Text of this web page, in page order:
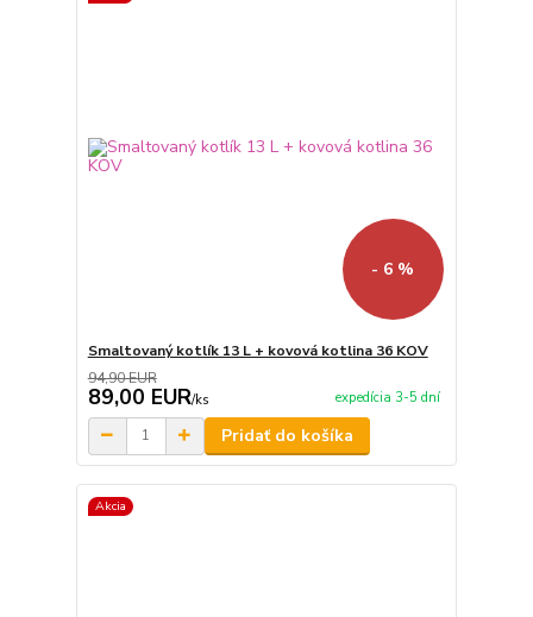
- 6 %
Smaltovaný kotlík 13 L + kovová kotlina 36 KOV
94,90 EUR
89,00 EUR/ks expedícia 3-5 dní
Pridať do košíka
Akcia